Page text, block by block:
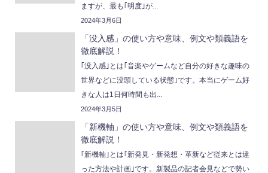
ますが、最も｢明度｣が...
2024年3月6日
「没入感」の使い方や意味、例文や類義語を
徹底解説！
｢没入感｣とは｢音楽やゲームなど自分の好きな趣味の
世界などに没頭している状態｣です。本当にゲーム好
きな人は1日何時間も出...
2024年3月5日
「新機軸」の使い方や意味、例文や類義語を
徹底解説！
｢新機軸｣とは｢新発見・新発想・革新など従来とは違
った方法や計画｣です。新製品の記者会見などで勢い